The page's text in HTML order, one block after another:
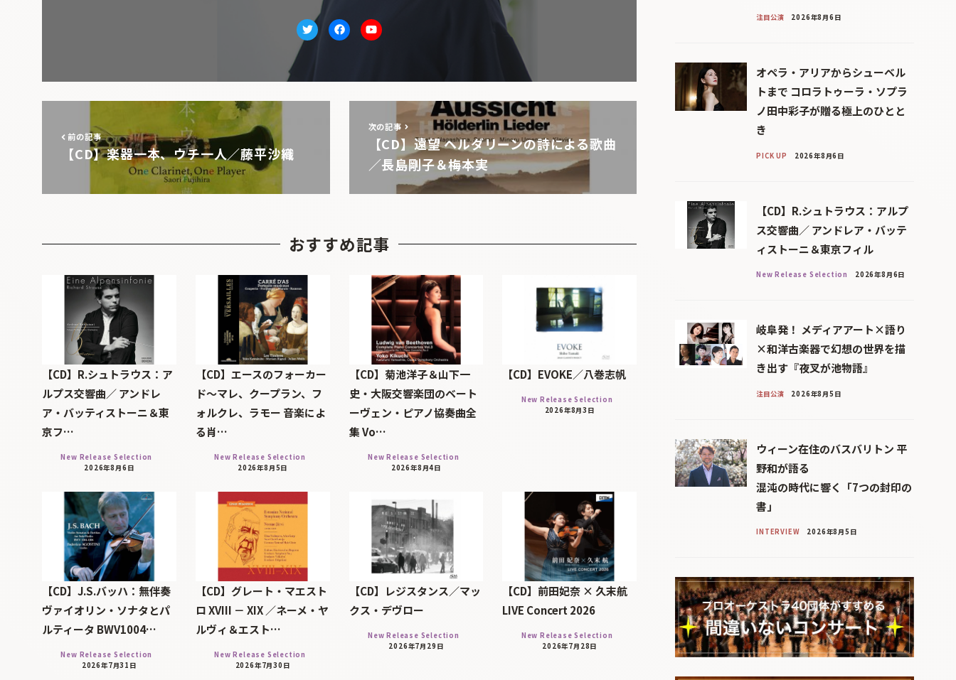
TwitterfacebookYoutube
前の記事
【CD】楽器一本、ウチ一人／藤平沙織
次の記事
【CD】遠望 ヘルダリーンの詩による歌曲
／長島剛子＆梅本実
おすすめ記事
【CD】R.シュトラウス：ア
ルプス交響曲／ アンドレ
ア・バッティストーニ＆東
京フ…
New Release Selection
2026年8月6日
【CD】エースのフォーカー
ド～マレ、クープラン、フ
ォルクレ、ラモー 音楽によ
る肖…
New Release Selection
2026年8月5日
【CD】菊池洋子＆山下一
史・大阪交響楽団のベート
ーヴェン・ピアノ協奏曲全
集 Vo…
New Release Selection
2026年8月4日
【CD】EVOKE／八巻志帆
New Release Selection
2026年8月3日
【CD】J.S.バッハ：無伴奏
ヴァイオリン・ソナタとパ
ルティータ BWV1004…
New Release Selection
2026年7月31日
【CD】グレート・マエスト
ロ XVIII － XIX ／ネーメ・ヤ
ルヴィ＆エスト…
New Release Selection
2026年7月30日
【CD】レジスタンス／マッ
クス・デヴロー
New Release Selection
2026年7月29日
【CD】前田妃奈 × 久末航
LIVE Concert 2026
New Release Selection
2026年7月28日
注目公演 2026年8月6日
オペラ・アリアからシューベル
トまで コロラトゥーラ・ソプラ
ノ田中彩子が贈る極上のひとと
き
PICK UP 2026年8月6日
【CD】R.シュトラウス：アルプ
ス交響曲／ アンドレア・バッテ
ィストーニ＆東京フィル
New Release Selection 2026年8月6日
岐阜発！ メディアアート×語り
×和洋古楽器で幻想の世界を描
き出す『夜叉が池物語』
注目公演 2026年8月5日
ウィーン在住のバスバリトン 平
野和が語る
混沌の時代に響く「7つの封印の
書」
INTERVIEW 2026年8月5日